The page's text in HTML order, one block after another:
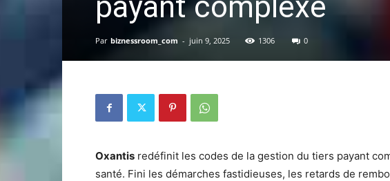
Par biznessroom_com - juin 9, 2025 1306 0
Oxantis redéfinit les codes de la gestion du tiers payant
santé. Fini les démarches fastidieuses, les retards de